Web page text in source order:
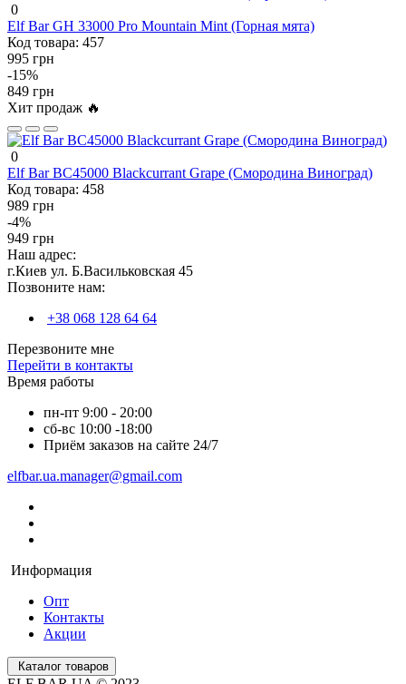
0
Elf Bar GH 33000 Pro Mountain Mint (Горная мята)
Код товара: 457
995 грн
-15%
849 грн
Хит продаж 🔥
0
Elf Bar BC45000 Blackcurrant Grape (Смородина Виноград)
Код товара: 458
989 грн
-4%
949 грн
Наш адрес:
г.Киев ул. Б.Васильковская 45
Позвоните нам:
+38 068 128 64 64
Перезвоните мне
Перейти в контакты
Время работы
пн-пт 9:00 - 20:00
сб-вс 10:00 -18:00
Приём заказов на сайте 24/7
elfbar.ua.manager@gmail.com
Информация
Опт
Контакты
Акции
Каталог товаров